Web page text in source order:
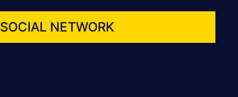
SOCIAL NETWORK